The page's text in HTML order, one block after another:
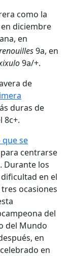
como la
en diciembre
en
9a, en
9a/+.
de
duras de
8c+.
se
para centrarse
Durante los
en el
ocasiones
del
del Mundo
en
en